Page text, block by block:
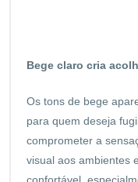
Bege claro cria
Os tons de bege
para quem deseja
comprometer a
visual aos ambientes